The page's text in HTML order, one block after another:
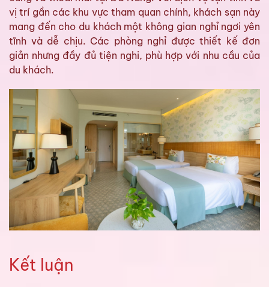
vị trí gần các khu vực tham quan chính, khách sạn này
mang đến cho du khách một không gian nghỉ ngơi yên
tĩnh và dễ chịu. Các phòng nghỉ được thiết kế đơn
giản nhưng đầy đủ tiện nghi, phù hợp với nhu cầu của
du khách.
Kết luận